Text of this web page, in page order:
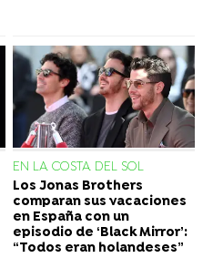
EN LA COSTA DEL SOL
Los Jonas Brothers
comparan sus vacaciones
en España con un
episodio de ‘Black Mirror’:
“Todos eran holandeses”